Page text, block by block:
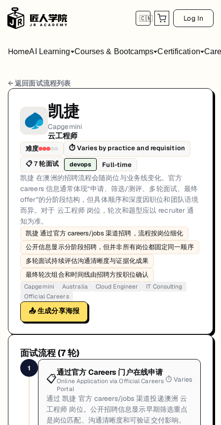
🇨🇳 Log In
HomeAI Learning Courses & Bootcamps Certification
Capgemini 云工程师 面试流程
岗位方向: devops
凯捷 在澳洲的招聘流程会随岗位与业务线变化。官方 careers 信息通
Capgemini的云工程师面试共7轮，以下是每轮面试的详细流程和准备建
第1轮 (Varies): 通过 凯捷 官方 careers/jobs 渠道投递澳洲 云工
面试亮点: Capgemini uses official careers/jobs channels with
标签: Capgemini, Australia, Cloud Engineer, IT Consulting, Official
← 返回面试流程列表
凯捷
Capgemini
云工程师
难度 ⏱Varies by practice and requisition
📋7轮面试 devops Full-time
凯捷 在澳洲的招聘流程会随岗位与业务线变化。官方
careers 信息通常体现“申请、筛选/测评、多轮面试、最终
offer”的分阶段结构，但具体顺序和深度因职位和团队语境
而异。对于 云工程师 岗位，轮次和题型应以 recruiter 通
知为准。
凯捷 通过官方 careers/jobs 渠道招聘，流程按岗位细化
公开信息显示分阶段招聘，但并非所有岗位都固定同一顺序
多轮面试持续评估沟通清晰度与证据化成果
最终轮次组合和时间线由招聘方按职位确认
Capgemini Australia Cloud Engineer
IT Consulting
Official Careers
📤 生成分享海报
面试流程 (7轮)
1
📋
通过官方 Careers 门户在线申请
Online Application via Official Careers
Portal
⏱Varies
通过 凯捷 官方 careers/jobs 渠道投递澳洲 云
工程师 岗位。公开招聘信息显示早期筛选重点
是岗位匹配、沟通清晰度和可验证交付影响。